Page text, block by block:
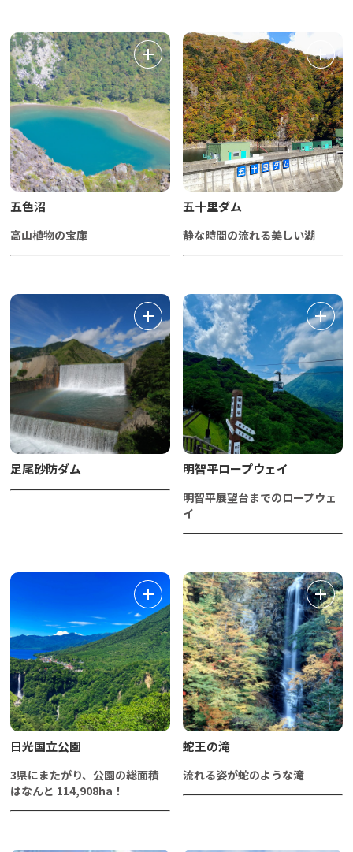
五色沼
高山植物の宝庫
五十里ダム
静な時間の流れる美しい湖
足尾砂防ダム 明智平ロープウェイ
明智平展望台までのロープウェ
イ
日光国立公園
3県にまたがり、公園の総面積
はなんと 114,908ha！
蛇王の滝
流れる姿が蛇のような滝